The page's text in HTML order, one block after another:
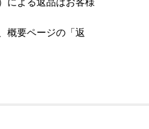
概要ページの「返